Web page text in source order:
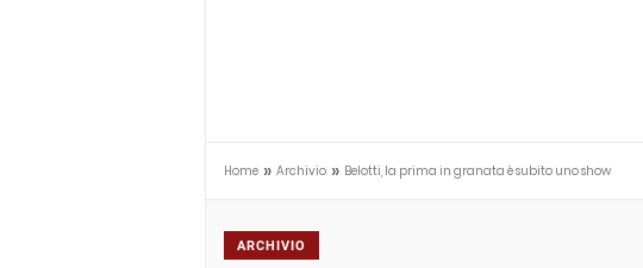
Home » Archivio » Belotti, la prima in granata è subito uno show
ARCHIVIO